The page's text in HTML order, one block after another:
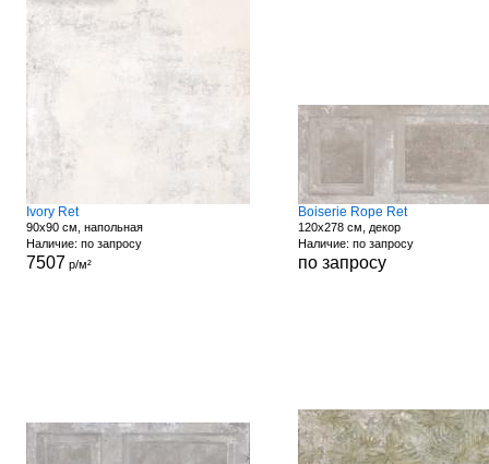
Ivory Ret
90x90 см, напольная
Наличие: по запросу
7507 р/м²
Boiserie Rope Ret
120x278 см, декор
Наличие: по запросу
по запросу